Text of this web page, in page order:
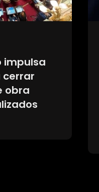
impulsa
cerrar
obra